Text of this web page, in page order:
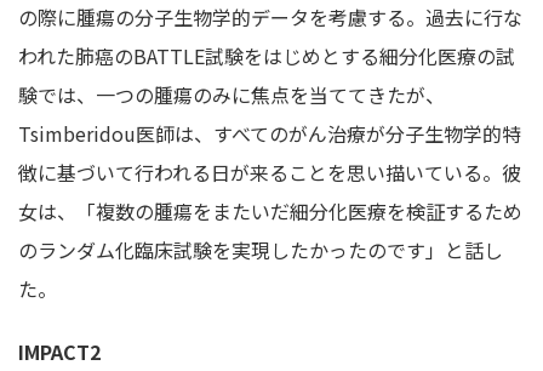
の際に腫瘍の分子生物学的データを考慮する。過去に行な
われた肺癌のBATTLE試験をはじめとする細分化医療の試
験では、一つの腫瘍のみに焦点を当ててきたが、
Tsimberidou医師は、すべてのがん治療が分子生物学的特
徴に基づいて行われる日が来ることを思い描いている。彼
女は、「複数の腫瘍をまたいだ細分化医療を検証するため
のランダム化臨床試験を実現したかったのです」と話し
た。
IMPACT2